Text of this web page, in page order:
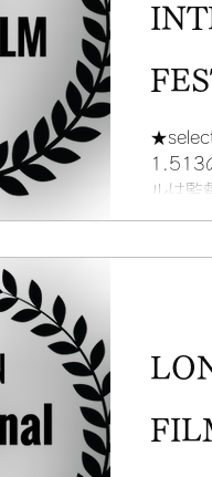
1.513
ルは監
並み、